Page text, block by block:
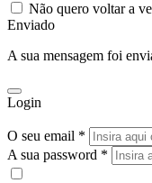
Não quero voltar a
Enviado
A sua mensagem foi
Login
O seu email *
A sua password *